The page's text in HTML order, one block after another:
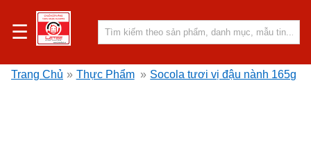
☰
Trang Chủ » Thực Phẩm » Socola tươi vị đậu nành 165g